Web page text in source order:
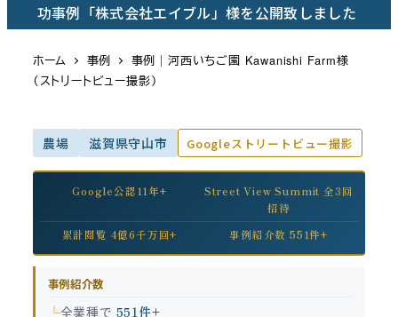
功事例「株式会社エイブル」様を公開致しました
ホーム 事例
事例｜河西いちご園 Kawanishi Farm様
（ストリートビュー撮影）
農場 滋賀県守山市 Googleストリートビュー撮影
Google公認11年+
Street View Summit 全3回
招待
累計閲覧 4億6千万回+
事例紹介数 551件+
事例紹介数
全業種で 551件+